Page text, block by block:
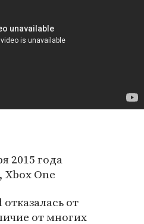
2015 года
Xbox One
от
от многих